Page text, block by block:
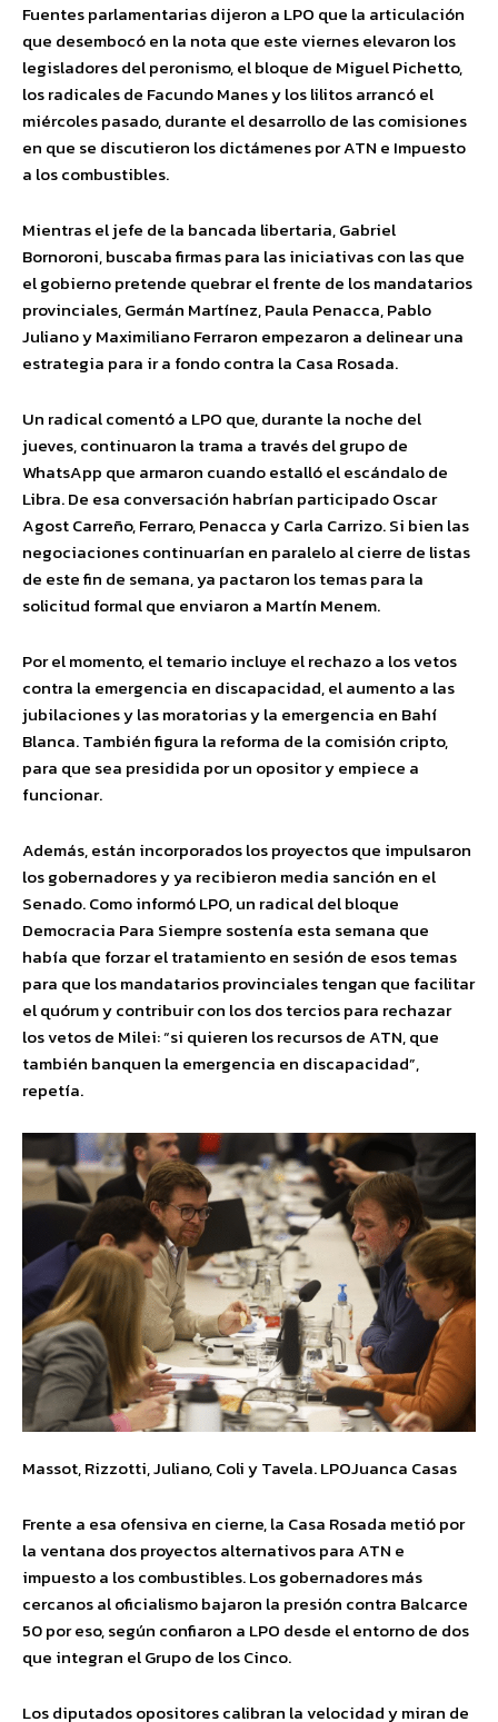
Fuentes parlamentarias dijeron a LPO que la articulación
que desembocó en la nota que este viernes elevaron los
legisladores del peronismo, el bloque de Miguel Pichetto,
los radicales de Facundo Manes y los lilitos arrancó el
miércoles pasado, durante el desarrollo de las comisiones
en que se discutieron los dictámenes por ATN e Impuesto
a los combustibles.
Mientras el jefe de la bancada libertaria, Gabriel
Bornoroni, buscaba firmas para las iniciativas con las que
el gobierno pretende quebrar el frente de los mandatarios
provinciales, Germán Martínez, Paula Penacca, Pablo
Juliano y Maximiliano Ferraron empezaron a delinear una
estrategia para ir a fondo contra la Casa Rosada.
Un radical comentó a LPO que, durante la noche del
jueves, continuaron la trama a través del grupo de
WhatsApp que armaron cuando estalló el escándalo de
Libra. De esa conversación habrían participado Oscar
Agost Carreño, Ferraro, Penacca y Carla Carrizo. Si bien las
negociaciones continuarían en paralelo al cierre de listas
de este fin de semana, ya pactaron los temas para la
solicitud formal que enviaron a Martín Menem.
Por el momento, el temario incluye el rechazo a los vetos
contra la emergencia en discapacidad, el aumento a las
jubilaciones y las moratorias y la emergencia en Bahí
Blanca. También figura la reforma de la comisión cripto,
para que sea presidida por un opositor y empiece a
funcionar.
Además, están incorporados los proyectos que impulsaron
los gobernadores y ya recibieron media sanción en el
Senado. Como informó LPO, un radical del bloque
Democracia Para Siempre sostenía esta semana que
había que forzar el tratamiento en sesión de esos temas
para que los mandatarios provinciales tengan que facilitar
el quórum y contribuir con los dos tercios para rechazar
los vetos de Milei: “si quieren los recursos de ATN, que
también banquen la emergencia en discapacidad”,
repetía.
Massot, Rizzotti, Juliano, Coli y Tavela. LPOJuanca Casas
Frente a esa ofensiva en cierne, la Casa Rosada metió por
la ventana dos proyectos alternativos para ATN e
impuesto a los combustibles. Los gobernadores más
cercanos al oficialismo bajaron la presión contra Balcarce
50 por eso, según confiaron a LPO desde el entorno de dos
que integran el Grupo de los Cinco.
Los diputados opositores calibran la velocidad y miran de